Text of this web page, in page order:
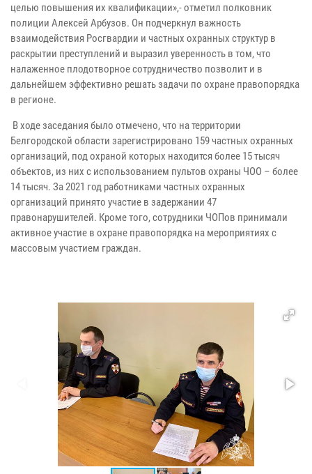
целью повышения их квалификации»,- отметил полковник
полиции Алексей Арбузов. Он подчеркнул важность
взаимодействия Росгвардии и частных охранных структур в
раскрытии преступлений и выразил уверенность в том, что
налаженное плодотворное сотрудничество позволит и в
дальнейшем эффективно решать задачи по охране правопорядка
в регионе.
В ходе заседания было отмечено, что на территории
Белгородской области зарегистрировано 159 частных охранных
организаций, под охраной которых находится более 15 тысяч
объектов, из них с использованием пультов охраны ЧОО – более
14 тысяч. За 2021 год работниками частных охранных
организаций принято участие в задержании 47
правонарушителей. Кроме того, сотрудники ЧОПов принимали
активное участие в охране правопорядка на мероприятиях с
массовым участием граждан.